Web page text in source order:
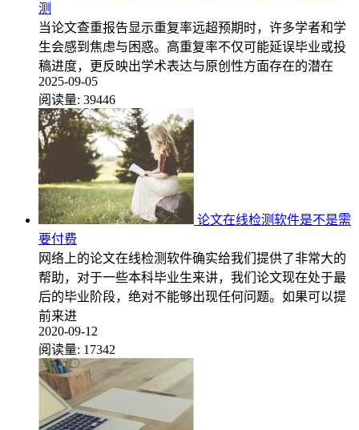
测
当论文查重报告显示重复率远超预期时，许多学者和学
生会感到焦虑与困惑。高重复率不仅可能延误毕业或投
稿进度，更反映出学术表达与原创性方面存在的潜在
2025-09-05
阅读量: 39446
论文在线检测软件是不是需
要付费
网络上的论文在线检测软件确实给我们提供了非常大的
帮助，对于一些本科毕业生来讲，我们论文现在处于最
后的毕业阶段，绝对不能够出现任何问题。如果可以提
前来进
2020-09-12
阅读量: 17342